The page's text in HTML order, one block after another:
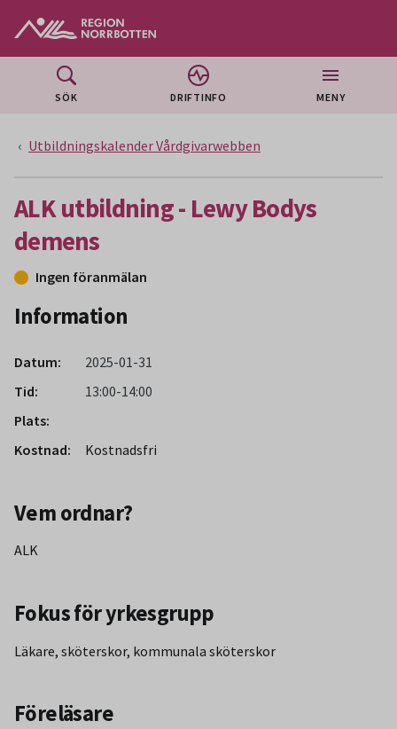
SÖK DRIFTINFO MENY
Utbildningskalender Vårdgivarwebben
ALK utbildning - Lewy Bodys
demens
Ingen föranmälan
Information
Datum:
2025-01-31
Tid:
13:00-14:00
Plats:
Kostnad:
Kostnadsfri
Vem ordnar?
ALK
Fokus för yrkesgrupp
Läkare, sköterskor, kommunala sköterskor
Föreläsare